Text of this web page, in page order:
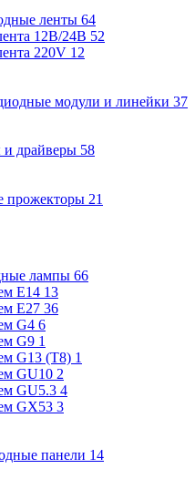
ленты 64
12В/24В 52
220V 12
модули и линейки 37
и драйверы 58
прожекторы 21
лампы 66
E14 13
E27 36
G4 6
G9 1
G13 (Т8) 1
GU10 2
GU5.3 4
GX53 3
панели 14